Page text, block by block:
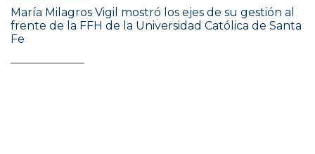
María Milagros Vigil mostró los ejes de su gestión al
frente de la FFH de la Universidad Católica de Santa
Fe